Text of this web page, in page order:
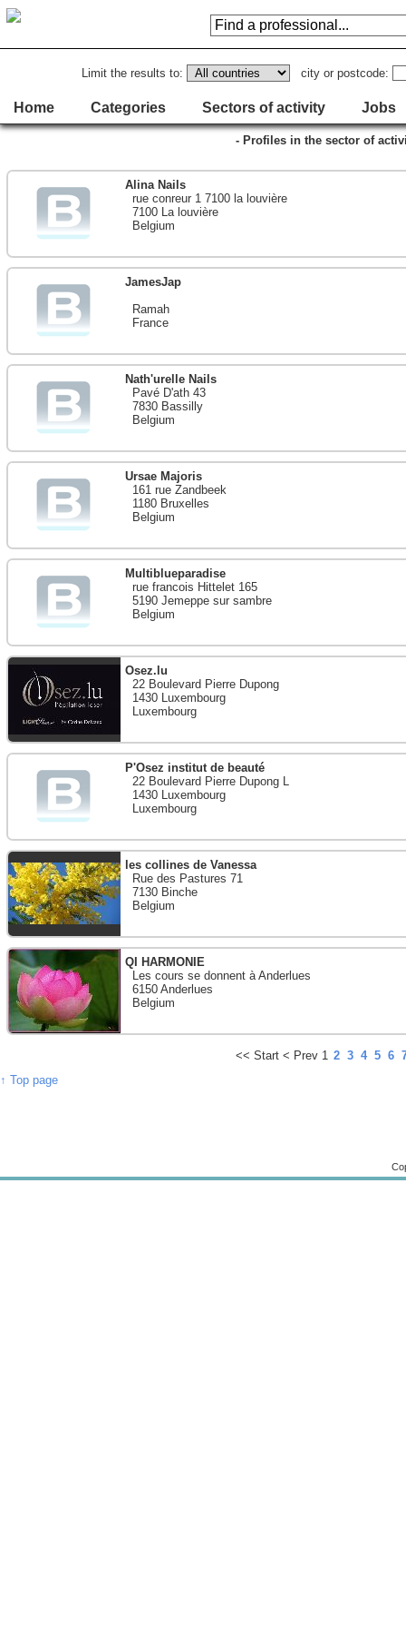
Limit the results to: city or postcode:
Home Categories Sectors of activity Jobs
- Profiles in the sector of
Alina Nails
rue conreur 1 7100 la louvière
7100 La louvière
Belgium
JamesJap
Ramah
France
Nath'urelle Nails
Pavé D'ath 43
7830 Bassilly
Belgium
Ursae Majoris
161 rue Zandbeek
1180 Bruxelles
Belgium
Multiblueparadise
rue francois Hittelet 165
5190 Jemeppe sur sambre
Belgium
Osez.lu
22 Boulevard Pierre Dupong
1430 Luxembourg
Luxembourg
P'Osez institut de beauté
22 Boulevard Pierre Dupong L
1430 Luxembourg
Luxembourg
les collines de Vanessa
Rue des Pastures 71
7130 Binche
Belgium
QI HARMONIE
Les cours se donnent à Anderlues
6150 Anderlues
Belgium
<< Start < Prev 1 2 3 4 5 6
↑ Top page